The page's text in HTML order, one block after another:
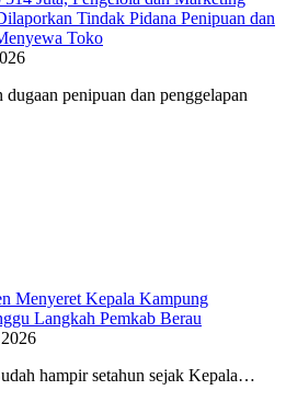
Tindak Pidana Penipuan dan
Toko
penipuan dan penggelapan
Menyeret Kepala Kampung
Langkah Pemkab Berau
hampir setahun sejak Kepala…